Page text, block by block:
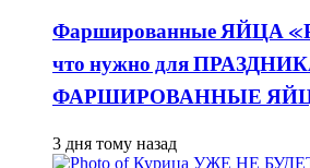
Фаршированные ЯЙЦА
что нужно для
ФАРШИРОВАННЫЕ
3 дня тому назад